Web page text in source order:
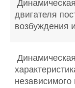
двигателя
возбуждения